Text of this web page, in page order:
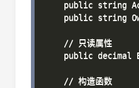
public string
public string
    // 只读属性
public decimal
    // 构造函数